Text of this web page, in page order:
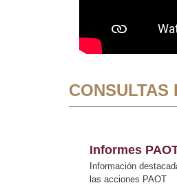
CONSULTAS
Informes
Información
las acciones PAOT